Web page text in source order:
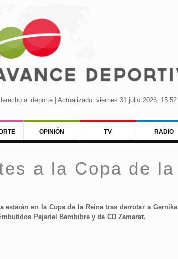
al deporte | Actualizado: viernes 31 julio 2026, 15:52
OPINIÓN TV RADIO
a la Copa de la
estarán en la Copa de la Reina tras derrotar a Gernika
Pajariel Bembibre y de CD Zamarat.